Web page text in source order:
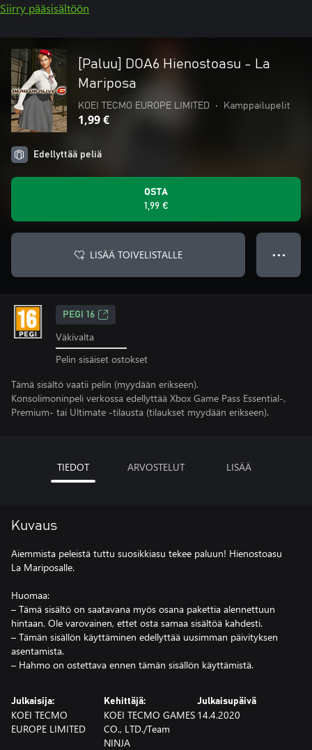
Siirry pääsisältöön
[Paluu] DOA6 Hienostoasu - La
Mariposa
KOEI TECMO EUROPE LIMITED • Kamppailupelit
1,99 €
Edellyttää peliä
OSTA
1,99 €
LISÄÄ TOIVELISTALLE ● ● ●
PEGI 16
Väkivalta
Pelin sisäiset ostokset
Tämä sisältö vaatii pelin (myydään erikseen).
Konsolimoninpeli verkossa edellyttää Xbox Game Pass Essential-,
Premium- tai Ultimate -tilausta (tilaukset myydään erikseen).
TIEDOT ARVOSTELUT LISÄÄ
Kuvaus
Aiemmista peleistä tuttu suosikkiasu tekee paluun! Hienostoasu
La Mariposalle.
Huomaa:
– Tämä sisältö on saatavana myös osana pakettia alennettuun
hintaan. Ole varovainen, ettet osta samaa sisältöä kahdesti.
– Tämän sisällön käyttäminen edellyttää uusimman päivityksen
asentamista.
– Hahmo on ostettava ennen tämän sisällön käyttämistä.
Julkaisija:
KOEI TECMO
EUROPE LIMITED
Kehittäjä:
KOEI TECMO GAMES
CO., LTD./Team
NINJA
Julkaisupäivä
14.4.2020